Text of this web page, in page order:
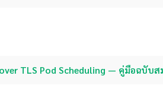
TLS Pod Scheduling — คู่มือฉบับ